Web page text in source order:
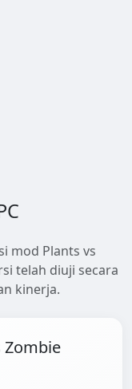
mod Plants vs
telah diuji secara
kinerja.
Zombie